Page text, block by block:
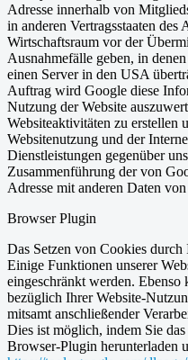
Adresse innerhalb von
in anderen Vertragsstaaten des
Wirtschaftsraum vor der
Ausnahmefälle geben, in
einen Server in den USA
Auftrag wird Google diese
Nutzung der Website
Websiteaktivitäten zu erstellen
Websitenutzung und der
Dienstleistungen gegenüber
Zusammenführung der von
Adresse mit anderen Daten
Browser Plugin
Das Setzen von Cookies
Einige Funktionen unserer
eingeschränkt werden.
bezüglich Ihrer Website-
mitsamt anschließender
Dies ist möglich, indem Sie
Browser-Plugin herunterladen